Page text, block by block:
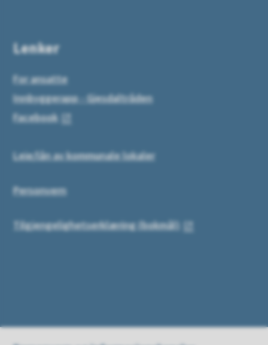
Lenker
For ansatte
Innbyggerapp - Gjesdaltråden
Facebook
Leie/lån av kommunale lokaler
Personvern
Tilgjengelighetserklæring (bokmål)